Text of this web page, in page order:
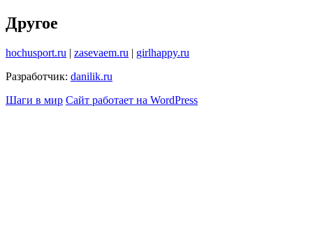
Другое
hochusport.ru | zasevaem.ru | girlhappy.ru
Разработчик: danilik.ru
Шаги в мир Сайт работает на WordPress